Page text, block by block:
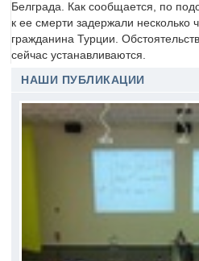
Белграда. Как сообщается, по
к ее смерти задержали несколько
гражданина Турции.
сейчас устанавливаются.
НАШИ ПУБЛИКАЦИИ